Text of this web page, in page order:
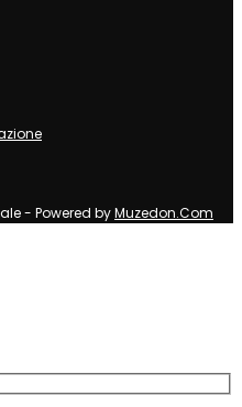
- Powered byMuzedon.Com